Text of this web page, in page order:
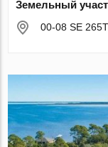
Земельный
00-08 SE